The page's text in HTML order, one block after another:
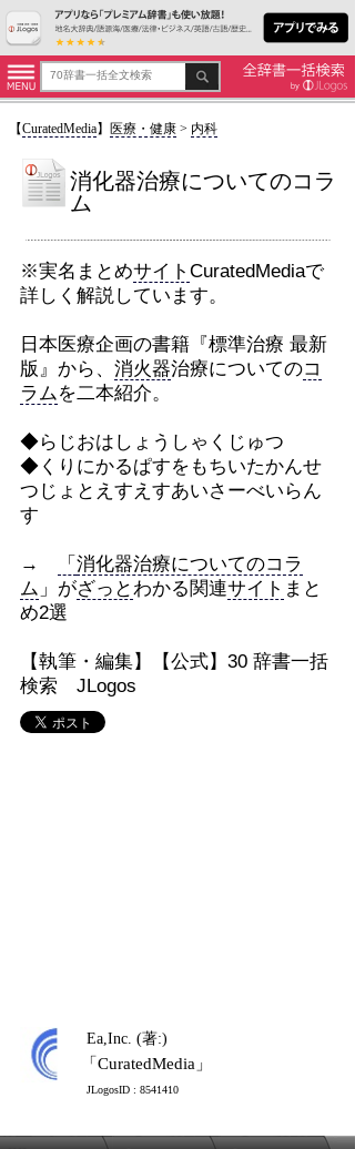
【CuratedMedia】 医療・健康> 内科
消化器治療についてのコラ
ム
※実名まとめサイト CuratedMediaで
詳しく解説しています。
日本医療企画の書籍『標準治療 最新
版』から、 消火器治療についてのコ
ラムを二本紹介。
◆らじおはしょうしゃくじゅつ
◆くりにかるぱすをもちいたかんせ
つじょとえすえすあいさーべいらん
す
→ 「 消化器治療についてのコラ
ム 」がざっとわかる関連サイト まと
め2選
【執筆・編集】【公式】30 辞書一括
検索 JLogos
Ea,Inc. (著:)
「CuratedMedia」
JLogosID : 8541410